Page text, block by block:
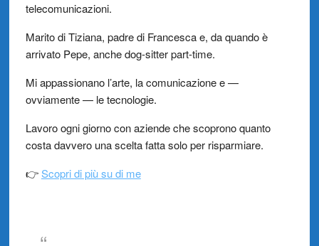
telecomunicazioni.
Marito di Tiziana, padre di Francesca e, da quando è
arrivato Pepe, anche dog-sitter part-time.
Mi appassionano l’arte, la comunicazione e —
ovviamente — le tecnologie.
Lavoro ogni giorno con aziende che scoprono quanto
costa davvero una scelta fatta solo per risparmiare.
👉Scopri di più su di me